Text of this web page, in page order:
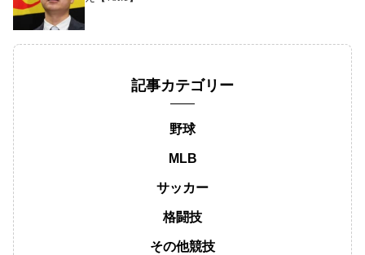
記事カテゴリー
野球
MLB
サッカー
格闘技
その他競技